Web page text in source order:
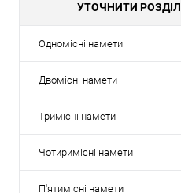
УТОЧНИТИ РОЗДІЛ
Одномісні намети
Двомісні намети
Тримісні намети
Чотиримісні намети
П'ятимісні намети